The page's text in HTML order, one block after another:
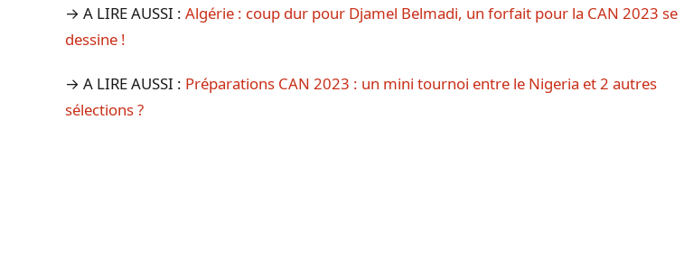
→ A LIRE AUSSI : Algérie : coup dur pour Djamel Belmadi, un forfait pour la CAN 2023 se
dessine !
→ A LIRE AUSSI : Préparations CAN 2023 : un mini tournoi entre le Nigeria et 2 autres
sélections ?